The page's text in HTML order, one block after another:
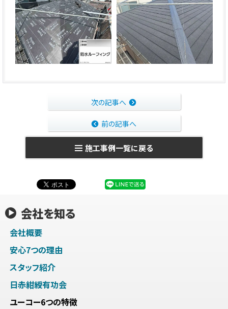
次の記事へ
前の記事へ
施工事例一覧に戻る
会社を知る
会社概要
安心7つの理由
スタッフ紹介
日赤紺綬有功会
ユーコー6つの特徴